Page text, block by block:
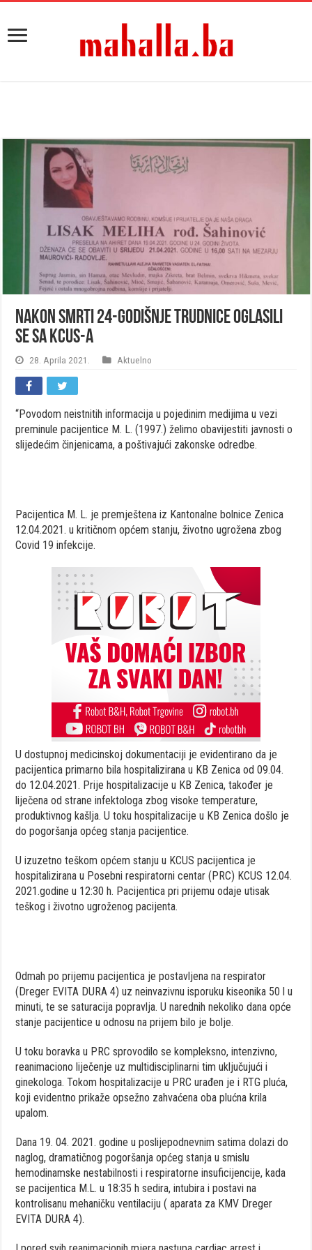
Nakon smrti 24-godišnje trudnice oglasili
se sa KCUS-a
28. Aprila 2021. Aktuelno
“Povodom neistnitih informacija u pojedinim medijima u vezi
preminule pacijentice M. L. (1997.) želimo obavijestiti javnosti o
slijedećim činjenicama, a poštivajući zakonske odredbe.
Pacijentica M. L. je premještena iz Kantonalne bolnice Zenica
12.04.2021. u kritičnom općem stanju, životno ugrožena zbog
Covid 19 infekcije.
U dostupnoj medicinskoj dokumentaciji je evidentirano da je
pacijentica primarno bila hospitalizirana u KB Zenica od 09.04.
do 12.04.2021. Prije hospitalizacije u KB Zenica, također je
liječena od strane infektologa zbog visoke temperature,
produktivnog kašlja. U toku hospitalizacije u KB Zenica došlo je
do pogoršanja općeg stanja pacijentice.
U izuzetno teškom općem stanju u KCUS pacijentica je
hospitalizirana u Posebni respiratorni centar (PRC) KCUS 12.04.
2021.godine u 12:30 h. Pacijentica pri prijemu odaje utisak
teškog i životno ugroženog pacijenta.
Odmah po prijemu pacijentica je postavljena na respirator
(Dreger EVITA DURA 4) uz neinvazivnu isporuku kiseonika 50 l u
minuti, te se saturacija popravlja. U narednih nekoliko dana opće
stanje pacijentice u odnosu na prijem bilo je bolje.
U toku boravka u PRC sprovodilo se kompleksno, intenzivno,
reanimaciono liječenje uz multidisciplinarni tim uključujući i
ginekologa. Tokom hospitalizacije u PRC urađen je i RTG pluća,
koji evidentno prikaže opsežno zahvaćena oba plućna krila
upalom.
Dana 19. 04. 2021. godine u poslijepodnevnim satima dolazi do
naglog, dramatičnog pogoršanja općeg stanja u smislu
hemodinamske nestabilnosti i respiratorne insuficijencije, kada
se pacijentica M.L. u 18:35 h sedira, intubira i postavi na
kontrolisanu mehaničku ventilaciju ( aparata za KMV Dreger
EVITA DURA 4).